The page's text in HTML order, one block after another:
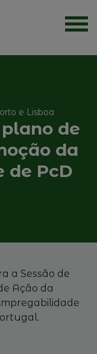
e Lisboa
de
da
de PcD
a Sessão de
Ação da